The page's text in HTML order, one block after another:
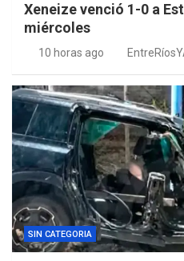
Xeneize venció 1-0 a
miércoles
10 horas ago
SIN CATEGORIA